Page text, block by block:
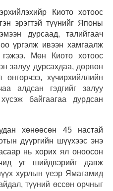
Киото хотоос
эрэгтэй түүнийг Японы
дурсаад, талийгаач
үргэлж ивээн хамгаалж
Мөн Киото хотоос
залуу дурсахдаа, дөрвөн
хүчирхийллийн
алдсан гэдгийг залуу
байгаагаа дурдсан
хөнөөсөн 45 настай
дүүргийн шүүхээс энэ
нь хорих ял оноосон
уг шийдвэрийг давж
хурлын үеэр Ямагамид
түүний өссөн орчныг